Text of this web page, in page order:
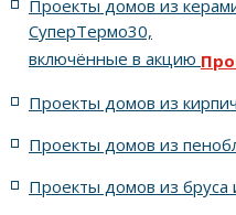
С цоколем С гаражом
5 спален с цоколем и
7 спален с крышей шале
Проекты домов из
СуперТермо30,
включённые в акцию
Проекты домов из
Проекты домов из
Проекты домов из бруса